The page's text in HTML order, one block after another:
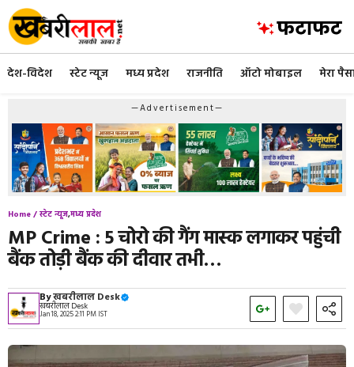
Skip
to
content
देश-विदेश स्टेट न्यूज मध्य प्रदेश राजनीति ऑटो मोबाइल मेरा
—Advertisement—
Home /स्टेट न्यूज,मध्य प्रदेश
MP Crime : 5 चोरो की गैंग मास्क लगाकर पहुंची
बैंक तोड़ी बैंक की दीवार तभी…
Byखबरीलाल Desk
खबरीलाल Desk
Jan 18, 2025 2:11 PM IST